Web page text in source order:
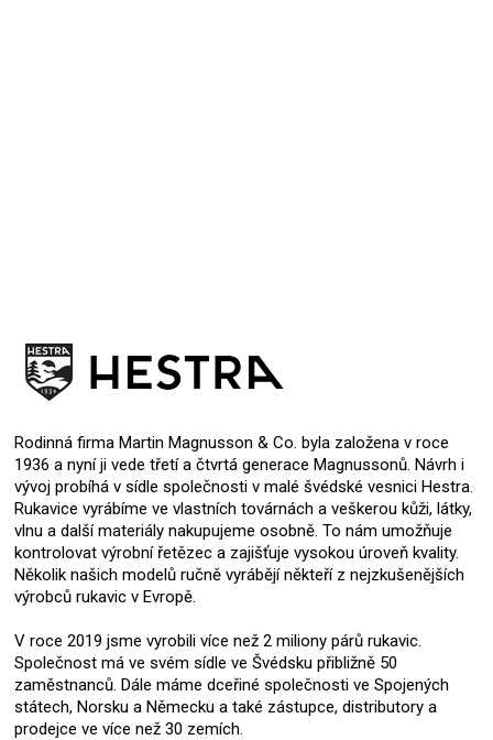
Rodinná firma Martin Magnusson & Co. byla založena v roce
1936 a nyní ji vede třetí a čtvrtá generace Magnussonů. Návrh i
vývoj probíhá v sídle společnosti v malé švédské vesnici Hestra.
Rukavice vyrábíme ve vlastních továrnách a veškerou kůži, látky,
vlnu a další materiály nakupujeme osobně. To nám umožňuje
kontrolovat výrobní řetězec a zajišťuje vysokou úroveň kvality.
Několik našich modelů ručně vyrábějí někteří z nejzkušenějších
výrobců rukavic v Evropě.
V roce 2019 jsme vyrobili více než 2 miliony párů rukavic.
Společnost má ve svém sídle ve Švédsku přibližně 50
zaměstnanců. Dále máme dceřiné společnosti ve Spojených
státech, Norsku a Německu a také zástupce, distributory a
prodejce ve více než 30 zemích.